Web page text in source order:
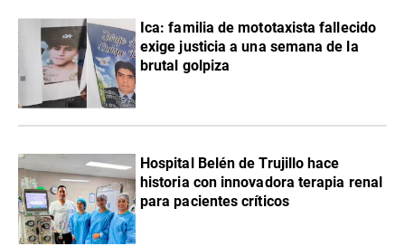
Ica: familia de mototaxista fallecido
exige justicia a una semana de la
brutal golpiza
Hospital Belén de Trujillo hace
historia con innovadora terapia renal
para pacientes críticos